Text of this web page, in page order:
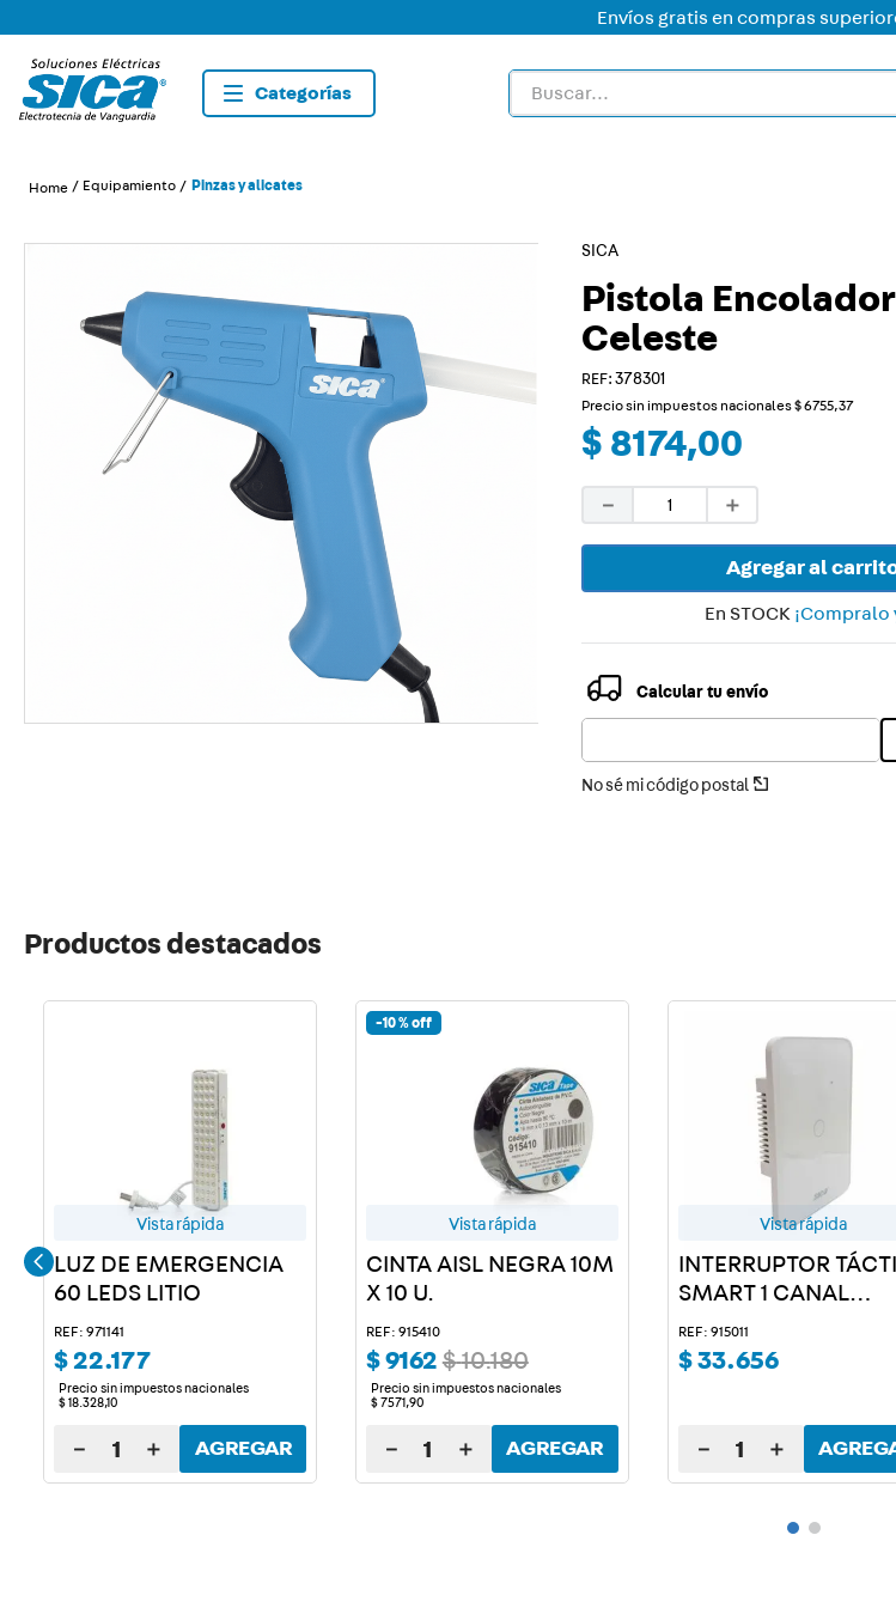
Envíos gratis en compras
Buscar...
Equipamiento Pinzas y alicates
SICA
Pistola
Celeste
: 378301
Precio sin impuestos nacionales$6755,37
$ 8174,00
＋
－
Agregar al
En STOCK ¡Compralo
Calcular tu envío
No sé mi código postal
Productos destacados
Vista rápida
LUZ DE EMERGENCIA
60 LEDS LITIO
REF: 971141
$22.177
Precio sin impuestos nacionales
$18. 328,10
＋
－ AGREGAR
-10 %
Vista rápida
CINTA AISL NEGRA 10M
X 10 U.
REF: 915410
$9162 $10.180
Precio sin impuestos nacionales
$ 7571,90
＋
－ AGREGAR
Vista rápida
INTERRUPTOR
SMART 1 CANAL
BLANCO
REF: 915011
$33.656
＋
－